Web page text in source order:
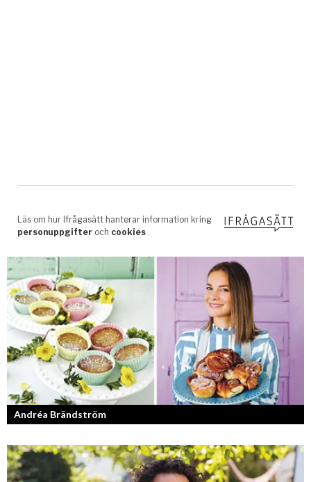
Andréa Brändström
Vinnare av Hela Sverige Bakar 2017.